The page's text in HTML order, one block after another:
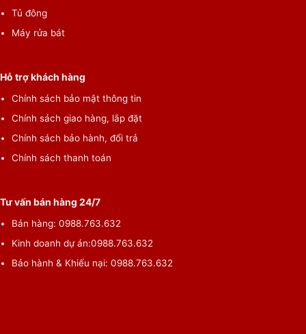
Tủ đông
Máy rửa bát
Hỗ trợ khách hàng
Chính sách bảo mật thông tin
Chính sách giao hàng, lắp đặt
Chính sách bảo hành, đổi trả
Chính sách thanh toán
Tư vấn bán hàng 24/7
Bán hàng:0988.763.632
Kinh doanh dự án:0988.763.632
Bảo hành & Khiếu nại:0988.763.632